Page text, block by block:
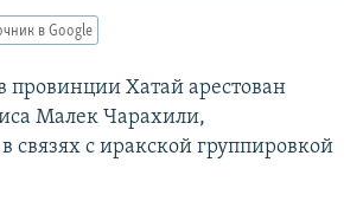
в Google
провинции Хатай арестован
Малек Чарахили,
связях с иракской группировкой